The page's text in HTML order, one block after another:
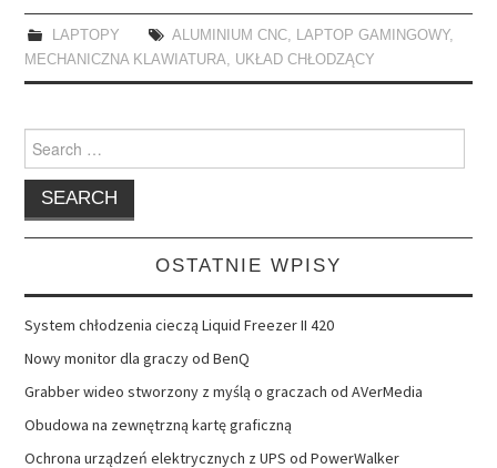
LAPTOPY ALUMINIUM CNC, LAPTOP GAMINGOWY,
MECHANICZNA KLAWIATURA, UKŁAD CHŁODZĄCY
Search
for:
OSTATNIE WPISY
System chłodzenia cieczą Liquid Freezer II 420
Nowy monitor dla graczy od BenQ
Grabber wideo stworzony z myślą o graczach od AVerMedia
Obudowa na zewnętrzną kartę graficzną
Ochrona urządzeń elektrycznych z UPS od PowerWalker